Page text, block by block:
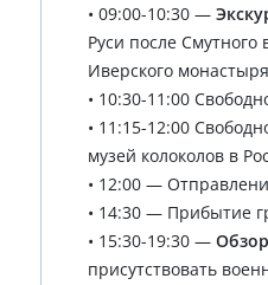
• 09:00-10:30 —
Руси после
Иверского
• 10:30-11:00
• 11:15-12:00
музей колоколов в
• 12:00 —
• 14:30 — Прибытие
• 15:30-19:30 —
присутствовать